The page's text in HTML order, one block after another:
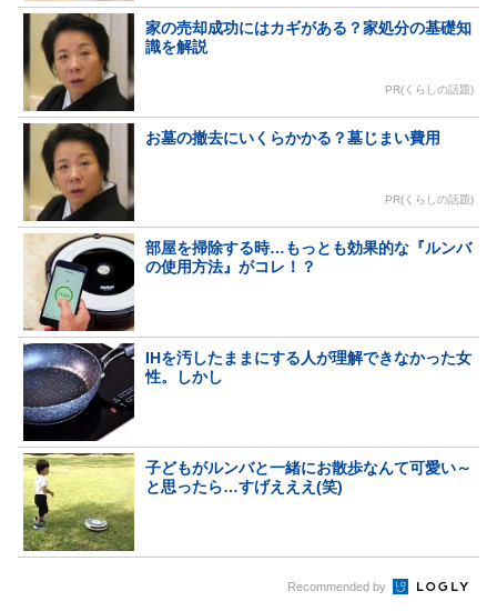
家の売却成功にはカギがある？家処分の基礎知
識を解説
PR(くらしの話題)
お墓の撤去にいくらかかる？墓じまい費用
PR(くらしの話題)
部屋を掃除する時…もっとも効果的な『ルンバ
の使用方法』がコレ！？
IHを汚したままにする人が理解できなかった女
性。しかし
子どもがルンバと一緒にお散歩なんて可愛い～
と思ったら…すげえええ(笑)
Recommended by